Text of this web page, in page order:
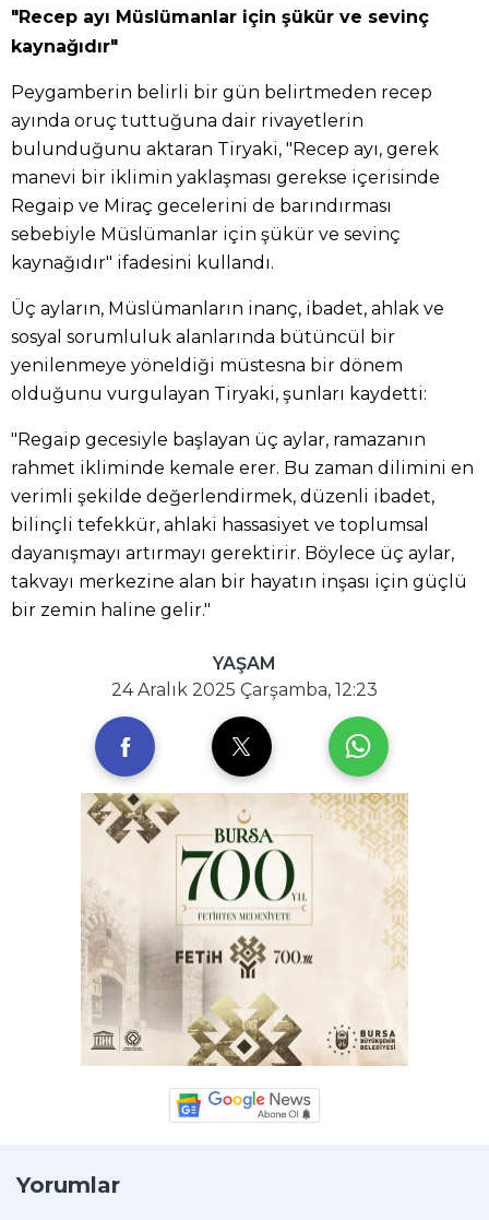
"Recep ayı Müslümanlar için şükür ve sevinç
kaynağıdır"
Peygamberin belirli bir gün belirtmeden recep
ayında oruç tuttuğuna dair rivayetlerin
bulunduğunu aktaran Tiryaki, "Recep ayı, gerek
manevi bir iklimin yaklaşması gerekse içerisinde
Regaip ve Miraç gecelerini de barındırması
sebebiyle Müslümanlar için şükür ve sevinç
kaynağıdır" ifadesini kullandı.
Üç ayların, Müslümanların inanç, ibadet, ahlak ve
sosyal sorumluluk alanlarında bütüncül bir
yenilenmeye yöneldiği müstesna bir dönem
olduğunu vurgulayan Tiryaki, şunları kaydetti:
"Regaip gecesiyle başlayan üç aylar, ramazanın
rahmet ikliminde kemale erer. Bu zaman dilimini en
verimli şekilde değerlendirmek, düzenli ibadet,
bilinçli tefekkür, ahlaki hassasiyet ve toplumsal
dayanışmayı artırmayı gerektirir. Böylece üç aylar,
takvayı merkezine alan bir hayatın inşası için güçlü
bir zemin haline gelir."
YAŞAM
24 Aralık 2025 Çarşamba, 12:23
Yorumlar